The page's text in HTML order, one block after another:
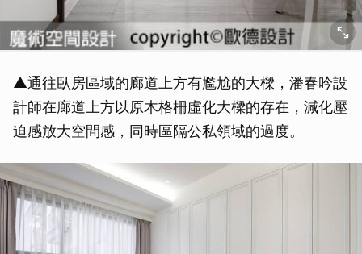
▲通往臥房區域的廊道上方有尷尬的大樑，潘春吟設
計師在廊道上方以原木格柵虛化大樑的存在，減化壓
迫感放大空間感，同時區隔公私領域的過度。